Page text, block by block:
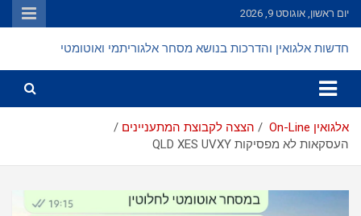
Skip
to
יום ראשון, אוגוסט 9, 2026
חדשות אלגואין והדרכות בנושא מסחר אלגוריתמי ואוטומטי
אלגואין On-Line
הצצה לקבוצת המתעניינים
העסקאות לא מפסיקות QLD XES UVXY